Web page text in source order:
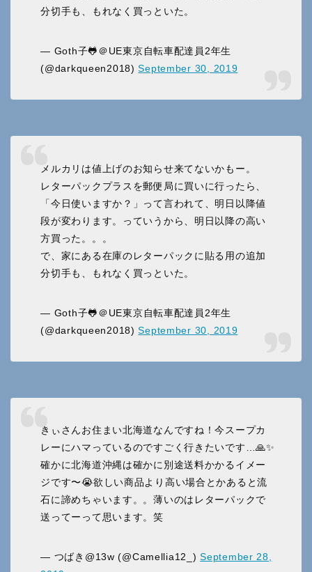
分切手も、もれなく買っといた。
— Goth子🐸＠UE東京自転車配達員2年生
(@darkqueen2018)September 30, 2019
メルカリは値上げのお知らせ来てないかもー。
レターパックプラスを郵便局に買いに行ったら、
「今日使いますか？」って言われて、明日以降値
段が変わります。っていうから、明日以降の高い
方買った。。。
で、家にある在庫のレターパックに貼る用の追加
分切手も、もれなく買っといた。
— Goth子🐸＠UE東京自転車配達員2年生
(@darkqueen2018)September 30, 2019
きぃさんお住まい北海道なんですね！今スープカ
レーにハマっているのですごく行きたいです…🙏✨
確かに北海道沖縄は確かに別途送料かかるイメー
ジです〜😭欲しい商品より高い場合とかあると流
石に諦めちゃいます。。薄いのはレターパックで
送ってーって思います。笑
— つばき@13w (@Camellia12_)September 28,